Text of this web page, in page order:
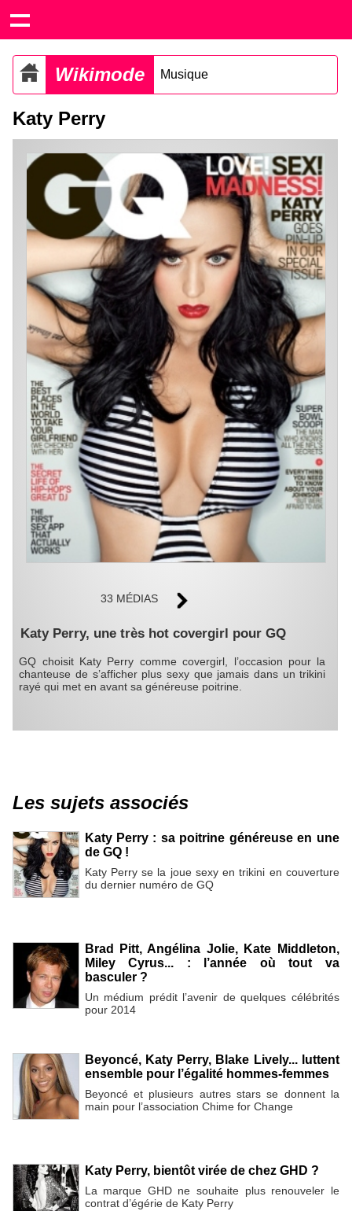
Wikimode Musique
Katy Perry
33 MÉDIAS
Katy Perry, une très hot covergirl pour GQ
GQ choisit Katy Perry comme covergirl, l’occasion pour la
chanteuse de s’afficher plus sexy que jamais dans un trikini
rayé qui met en avant sa généreuse poitrine.
Les sujets associés
Katy Perry : sa poitrine généreuse en une
de GQ !
Katy Perry se la joue sexy en trikini en couverture
du dernier numéro de GQ
Brad Pitt, Angélina Jolie, Kate Middleton,
Miley Cyrus... : l’année où tout va
basculer ?
Un médium prédit l’avenir de quelques célébrités
pour 2014
Beyoncé, Katy Perry, Blake Lively... luttent
ensemble pour l’égalité hommes-femmes
Beyoncé et plusieurs autres stars se donnent la
main pour l’association Chime for Change
Katy Perry, bientôt virée de chez GHD ?
La marque GHD ne souhaite plus renouveler le
contrat d’égérie de Katy Perry